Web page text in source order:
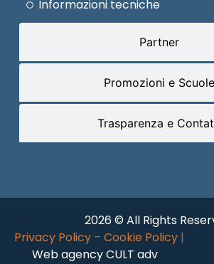
Partner
Promozioni e Scuole
Trasparenza e
Informazioni tecniche
2026 © All Rights
Privacy Policy – Cookie Policy |
Web agency CULT adv